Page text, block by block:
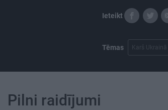
Ieteikt
Tēmas Karš Ukrainā
Pilni raidījumi